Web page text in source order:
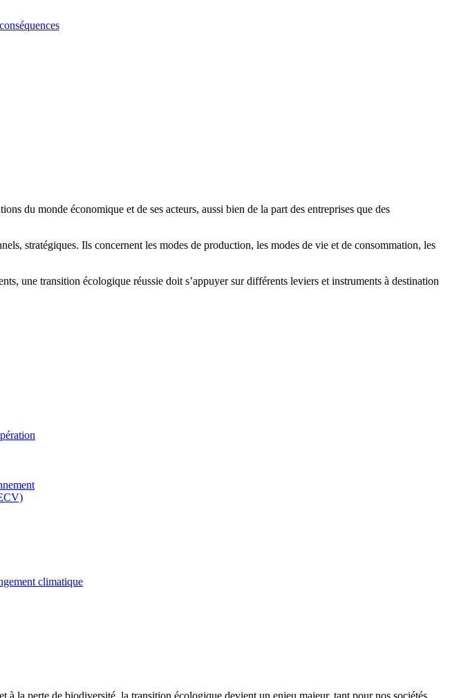
du monde économique et de ses acteurs, aussi bien de la part des entreprises que des
stratégiques. Ils concernent les modes de production, les modes de vie et de consommation, les
une transition écologique réussie doit s’appuyer sur différents leviers et instruments à destination
climatique
à la perte de biodiversité, la transition écologique devient un enjeu majeur, tant pour nos sociétés